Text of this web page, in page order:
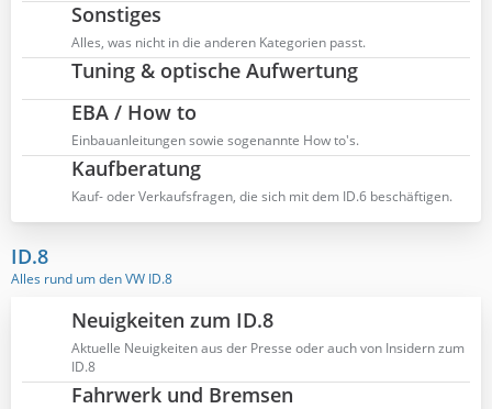
Sonstiges
Alles, was nicht in die anderen Kategorien passt.
Tuning & optische Aufwertung
EBA / How to
Einbauanleitungen sowie sogenannte How to's.
Kaufberatung
Kauf- oder Verkaufsfragen, die sich mit dem ID.6 beschäftigen.
ID.8
Alles rund um den VW ID.8
Neuigkeiten zum ID.8
Aktuelle Neuigkeiten aus der Presse oder auch von Insidern zum
ID.8
Fahrwerk und Bremsen